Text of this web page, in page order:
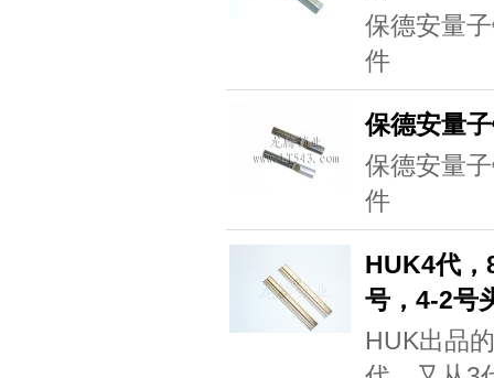
保德安量
件
保德安量
保德安量
件
HUK4代，
号，4-2号
HUK出品